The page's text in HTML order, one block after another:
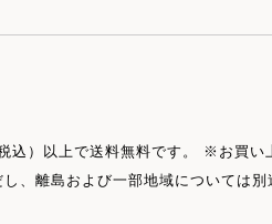
込）以上で送料無料です。 ※お買
、離島および一部地域については別